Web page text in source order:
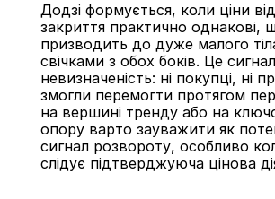
Додзі формується, коли ціни
закриття практично однакові,
призводить до дуже малого
свічками з обох боків. Це
невизначеність: ні покупці, ні
змогли перемогти протягом
на вершині тренду або на
опору варто зауважити як
сигнал розвороту, особливо
слідує підтверджуюча цінова